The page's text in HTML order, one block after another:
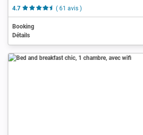
4.7
( 61 avis )
Booking
Détails